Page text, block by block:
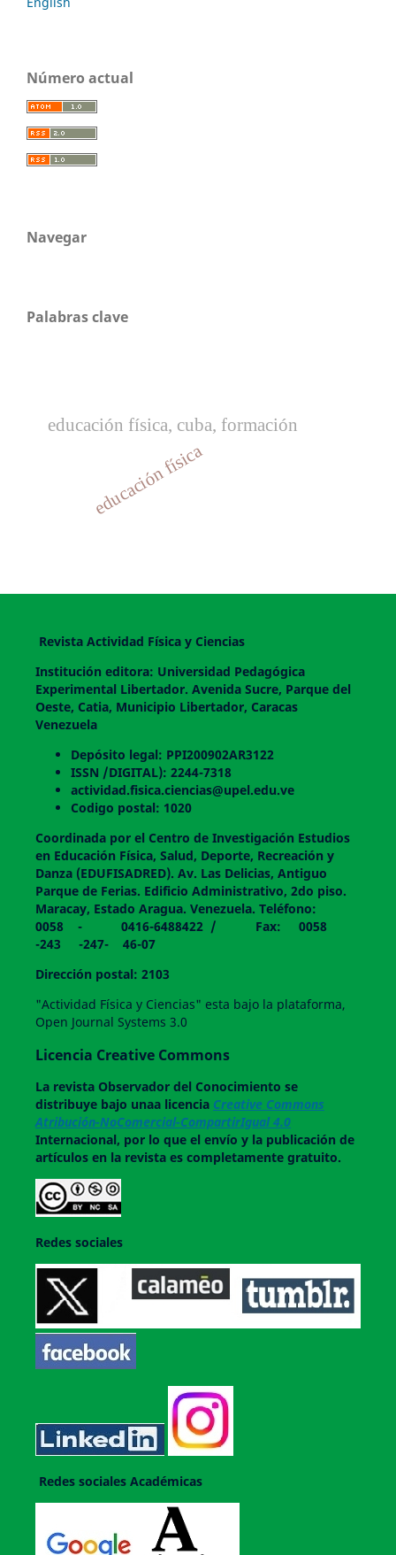
Número actual
Navegar
Palabras clave
educación física
educación física, cuba, formación
Revista Actividad Física y Ciencias
Institución editora: Universidad Pedagógica
Experimental Libertador. Avenida Sucre, Parque del
Oeste, Catia, Municipio Libertador, Caracas
Venezuela
Depósito legal: PPI200902AR3122
ISSN /DIGITAL): 2244-7318
actividad.fisica.ciencias@upel.edu.ve
Codigo postal: 1020
Coordinada por el Centro de Investigación Estudios
en Educación Física, Salud, Deporte, Recreación y
Danza (EDUFISADRED). Av. Las Delicias, Antiguo
Parque de Ferias. Edificio Administrativo, 2do piso.
Maracay, Estado Aragua. Venezuela. Teléfono:
0058 - 0416-6488422 / Fax: 0058
-243 -247- 46-07
Dirección postal: 2103
"Actividad Física y Ciencias" esta bajo la plataforma,
Open Journal Systems 3.0
Licencia Creative Commons
La revistaObservador del Conocimiento se
distribuye bajo unaa licencia Creative Commons
Atribución-NoComercial-CompartirIgual 4.0
Internacional, por lo que el envío y la publicación de
artículos en la revista es completamente gratuito.
Redes sociales
Redes sociales Académicas